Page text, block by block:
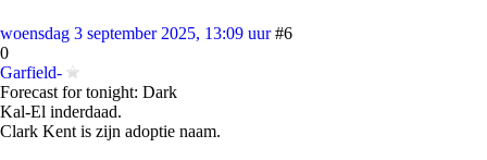
woensdag 3 september 2025, 13:09 uur #6
0
Garfield-
Forecast for tonight: Dark
Kal-El inderdaad.
Clark Kent is zijn adoptie naam.